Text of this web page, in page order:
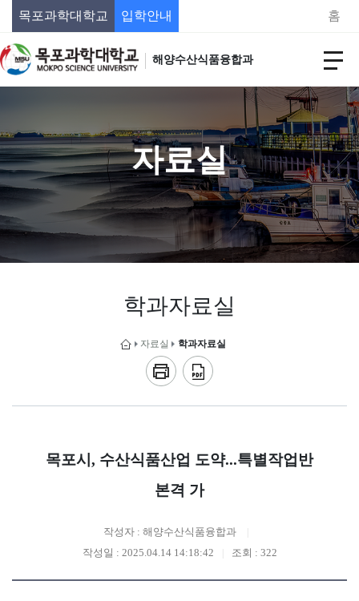
목포과학대학교 입학안내 홈
해양수산식품융합과
자료실
학과자료실
자료실 학과자료실
목포시, 수산식품산업 도약...특별작업반
본격 가
작성자 : 해양수산식품융합과
작성일 : 2025.04.14 14:18:42
조회 : 322